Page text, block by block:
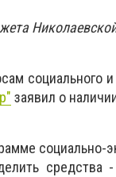
социального и
заявил о
социально-
средства